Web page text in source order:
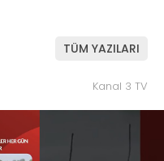
TÜM YAZILARI
Kanal 3 TV